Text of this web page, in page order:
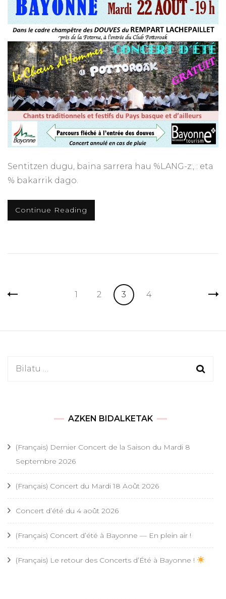
Sentitzen dugu, baina sarrera hau %LANG-z:, : eta
% bakarrik dago.
Continue Reading
Sarreren
Page
1 Page
2 Page
3 Page
4
Bilatu:
AZKEN BIDALKETAK
(Français) Dernier Concert de la Saison du Mardi 8
Septembre 2026
(Français) Concert du Mardi 18 Août 2026
Concert d’été du 4 août 2026
(Français) Concert d’été à Bayonne — En plein air !
(Français) Le retour des Concerts d’Été à Bayonne !